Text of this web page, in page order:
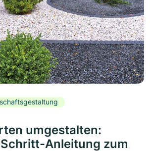
umgestalten:
Anleitung zum